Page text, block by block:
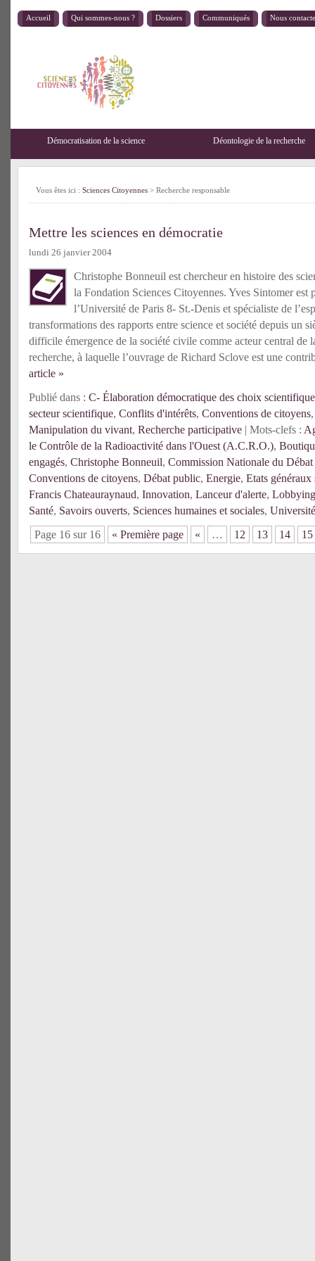
Accueil Qui sommes-nous ? Dossiers Communiqués Nous
Démocratisation de la science Déontologie de la recherche
Vous êtes ici : Sciences Citoyennes > Recherche responsable
Mettre les sciences en démocratie
lundi 26 janvier 2004
Christophe Bonneuil est chercheur en histoire des
la Fondation Sciences Citoyennes. Yves Sintomer est
l’Université de Paris 8- St.-Denis et spécialiste de
transformations des rapports entre science et société depuis un
difficile émergence de la société civile comme acteur central de
recherche, à laquelle l’ouvrage de Richard Sclove est une
article »
Publié dans : C- Élaboration démocratique des choix
secteur scientifique, Conflits d'intérêts, Conventions de citoyens
Manipulation du vivant, Recherche participative | Mots-clefs :
le Contrôle de la Radioactivité dans l'Ouest (A.C.R.O.),
engagés, Christophe Bonneuil, Commission Nationale du
Conventions de citoyens, Débat public, Energie, Etats
Francis Chateauraynaud, Innovation, Lanceur d'alerte, Lobbying
Santé, Savoirs ouverts, Sciences humaines et sociales, Université
Page 16 sur 16
« Première page « … 12 13 14 15